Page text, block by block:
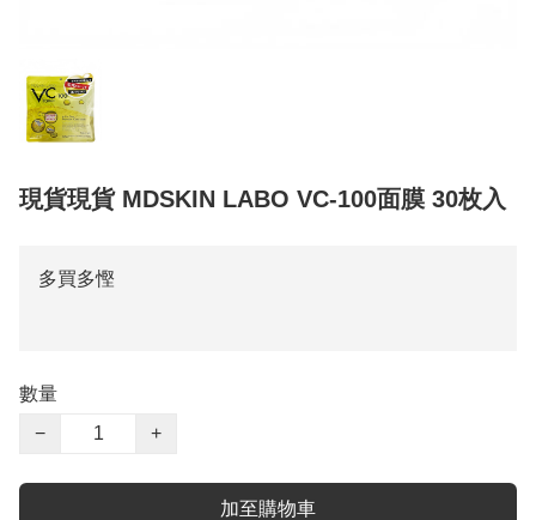
現貨現貨 MDSKIN LABO VC-100面膜 30枚入
多買多慳
數量
−
+
加至購物車